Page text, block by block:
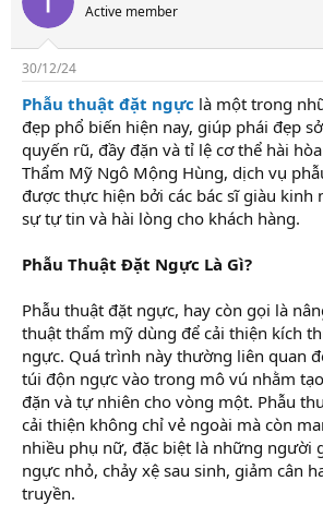
a
s
t
a
r
t
e
r
g
Active member
30/12/24
Phẫu thuật đặt ngực là một trong
đẹp phổ biến hiện nay, giúp phái đẹp
quyến rũ, đầy đặn và tỉ lệ cơ thể hài
Thẩm Mỹ Ngô Mộng Hùng, dịch vụ
được thực hiện bởi các bác sĩ giàu kinh
sự tự tin và hài lòng cho khách hàng.
Phẫu Thuật Đặt Ngực Là Gì?
Phẫu thuật đặt ngực, hay còn gọi là
thuật thẩm mỹ dùng để cải thiện kích
ngực. Quá trình này thường liên quan
túi độn ngực vào trong mô vú nhằm
đặn và tự nhiên cho vòng một. Phẫu
cải thiện không chỉ vẻ ngoài mà còn
nhiều phụ nữ, đặc biệt là những người
ngực nhỏ, chảy xệ sau sinh, giảm cân
truyền.